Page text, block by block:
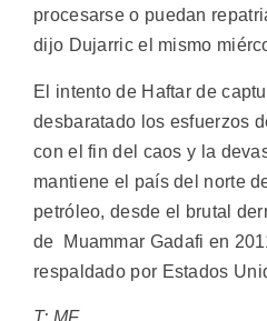
procesarse o puedan
dijo Dujarric el mismo
El intento de Haftar de
desbaratado los esfuerzos
con el fin del caos y la
mantiene el país del norte
petróleo, desde el brutal
de Muammar Gadafi en
respaldado por Estados
T: MF